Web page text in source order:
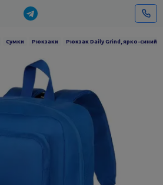
Сумки Рюкзаки Рюкзак Daily Grind, ярко-синий